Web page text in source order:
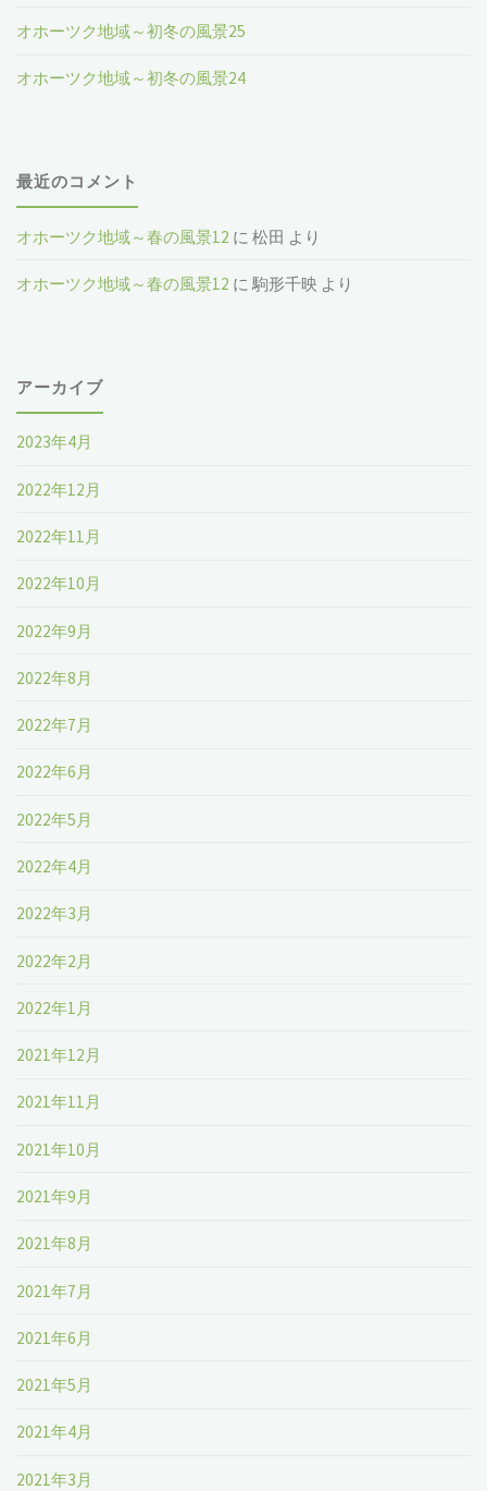
オホーツク地域～初冬の風景25
オホーツク地域～初冬の風景24
最近のコメント
オホーツク地域～春の風景12 に松田 より
オホーツク地域～春の風景12 に駒形千映 より
アーカイブ
2023年4月
2022年12月
2022年11月
2022年10月
2022年9月
2022年8月
2022年7月
2022年6月
2022年5月
2022年4月
2022年3月
2022年2月
2022年1月
2021年12月
2021年11月
2021年10月
2021年9月
2021年8月
2021年7月
2021年6月
2021年5月
2021年4月
2021年3月